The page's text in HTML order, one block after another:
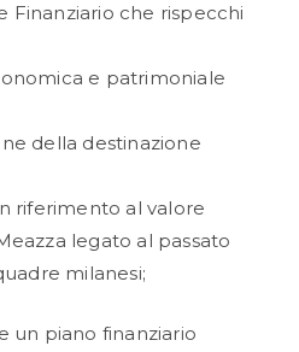
Finanziario che rispecchi
e patrimoniale
della destinazione
riferimento al valore
legato al passato
milanesi;
un piano finanziario